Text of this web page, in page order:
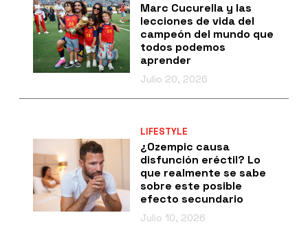
Marc Cucurella y las
lecciones de vida del
campeón del mundo que
todos podemos
aprender
Julio 20, 2026
LIFESTYLE
¿Ozempic causa
disfunción eréctil? Lo
que realmente se sabe
sobre este posible
efecto secundario
Julio 10, 2026